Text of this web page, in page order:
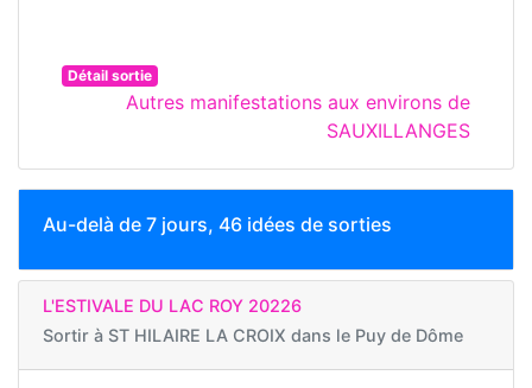
Détail sortie
Autres manifestations aux environs de
SAUXILLANGES
Au-delà de 7 jours, 46 idées de sorties
L'ESTIVALE DU LAC ROY 20226
Sortir à ST HILAIRE LA CROIX dans le Puy de Dôme